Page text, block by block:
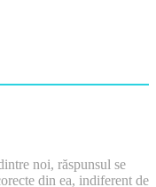
noi, răspunsul se
din ea, indiferent de